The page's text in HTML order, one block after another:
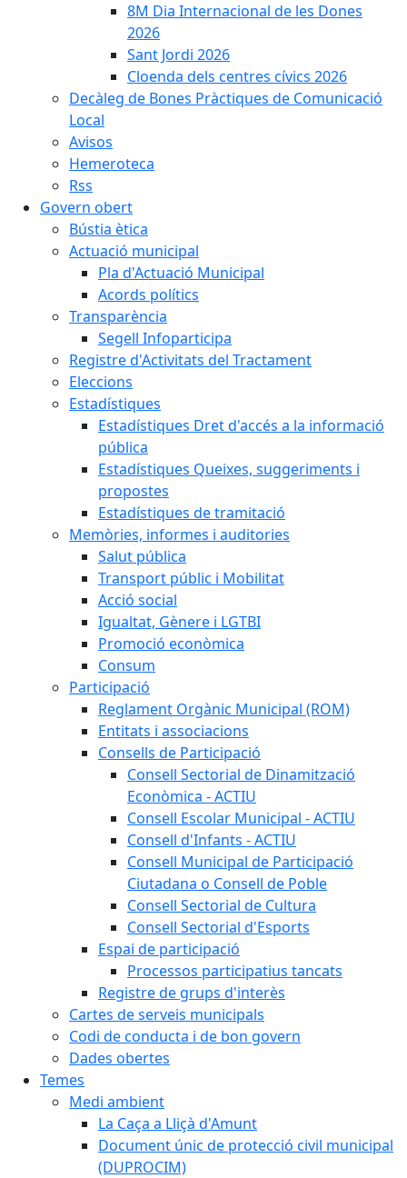
8M Dia Internacional de les Dones
2026
Sant Jordi 2026
Cloenda dels centres cívics 2026
Decàleg de Bones Pràctiques de Comunicació
Local
Avisos
Hemeroteca
Rss
Govern obert
Bústia ètica
Actuació municipal
Pla d'Actuació Municipal
Acords polítics
Transparència
Segell Infoparticipa
Registre d'Activitats del Tractament
Eleccions
Estadístiques
Estadístiques Dret d'accés a la informació
pública
Estadístiques Queixes, suggeriments i
propostes
Estadístiques de tramitació
Memòries, informes i auditories
Salut pública
Transport públic i Mobilitat
Acció social
Igualtat, Gènere i LGTBI
Promoció econòmica
Consum
Participació
Reglament Orgànic Municipal (ROM)
Entitats i associacions
Consells de Participació
Consell Sectorial de Dinamització
Econòmica - ACTIU
Consell Escolar Municipal - ACTIU
Consell d'Infants - ACTIU
Consell Municipal de Participació
Ciutadana o Consell de Poble
Consell Sectorial de Cultura
Consell Sectorial d'Esports
Espai de participació
Processos participatius tancats
Registre de grups d'interès
Cartes de serveis municipals
Codi de conducta i de bon govern
Dades obertes
Temes
Medi ambient
La Caça a Lliçà d'Amunt
Document únic de protecció civil municipal
(DUPROCIM)